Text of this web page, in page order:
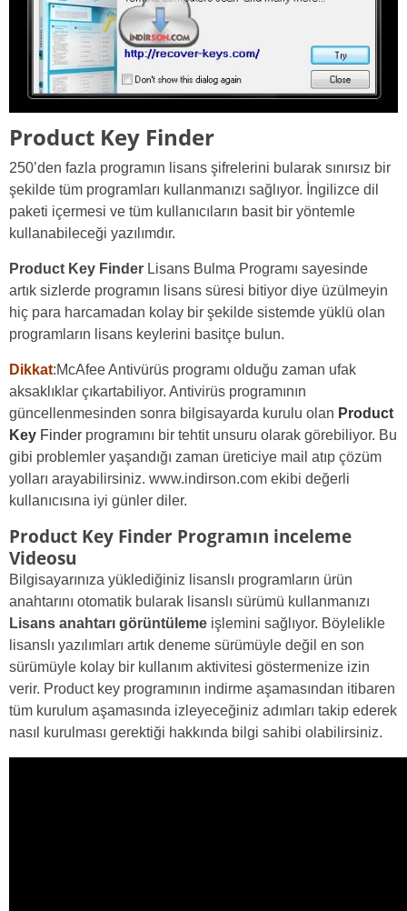
Product Key Finder
250’den fazla programın lisans şifrelerini bularak sınırsız bir
şekilde tüm programları kullanmanızı sağlıyor. İngilizce dil
paketi içermesi ve tüm kullanıcıların basit bir yöntemle
kullanabileceği yazılımdır.
Product Key Finder Lisans Bulma Programı sayesinde
artık sizlerde programın lisans süresi bitiyor diye üzülmeyin
hiç para harcamadan kolay bir şekilde sistemde yüklü olan
programların lisans keylerini basitçe bulun.
Dikkat:McAfee Antivürüs programı olduğu zaman ufak
aksaklıklar çıkartabiliyor. Antivirüs programının
güncellenmesinden sonra bilgisayarda kurulu olan Product
Key Finder programını bir tehtit unsuru olarak görebiliyor. Bu
gibi problemler yaşandığı zaman üreticiye mail atıp çözüm
yolları arayabilirsiniz. www.indirson.com ekibi değerli
kullanıcısına iyi günler diler.
Product Key Finder Programın inceleme
Videosu
Bilgisayarınıza yüklediğiniz lisanslı programların ürün
anahtarını otomatik bularak lisanslı sürümü kullanmanızı
Lisans anahtarı görüntüleme işlemini sağlıyor. Böylelikle
lisanslı yazılımları artık deneme sürümüyle değil en son
sürümüyle kolay bir kullanım aktivitesi göstermenize izin
verir. Product key programının indirme aşamasından itibaren
tüm kurulum aşamasında izleyeceğiniz adımları takip ederek
nasıl kurulması gerektiği hakkında bilgi sahibi olabilirsiniz.